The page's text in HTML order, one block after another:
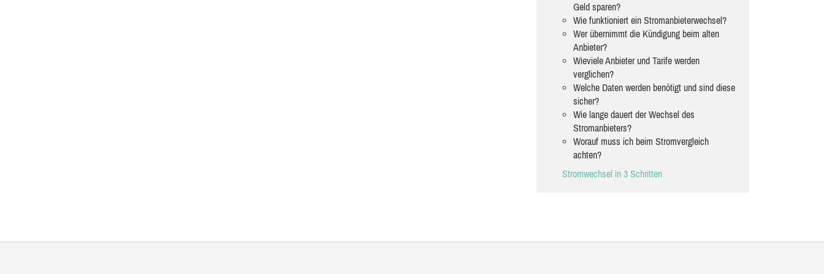
Geld sparen?
Wie funktioniert ein Stromanbieterwechsel?
Wer übernimmt die Kündigung beim alten
Anbieter?
Wieviele Anbieter und Tarife werden
verglichen?
Welche Daten werden benötigt und sind diese
sicher?
Wie lange dauert der Wechsel des
Stromanbieters?
Worauf muss ich beim Stromvergleich
achten?
Stromwechsel in 3 Schritten